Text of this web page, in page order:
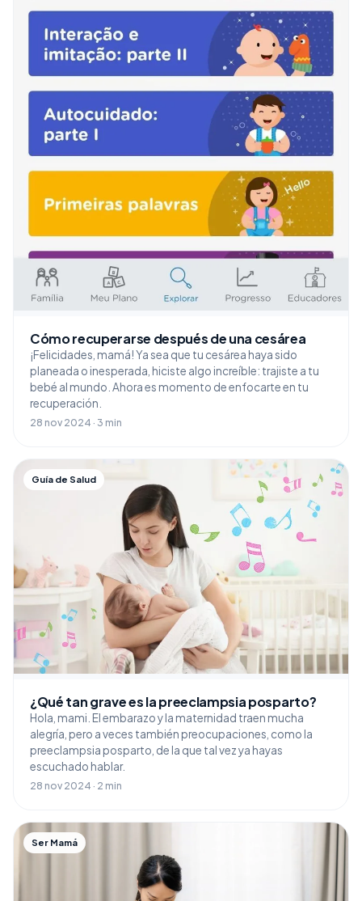
Cómo recuperarse después de una cesárea
¡Felicidades, mamá! Ya sea que tu cesárea haya sido
planeada o inesperada, hiciste algo increíble: trajiste a tu
bebé al mundo. Ahora es momento de enfocarte en tu
recuperación.
28 nov 2024 · 3 min
Guía de Salud
¿Qué tan grave es la preeclampsia posparto?
Hola, mami. El embarazo y la maternidad traen mucha
alegría, pero a veces también preocupaciones, como la
preeclampsia posparto, de la que tal vez ya hayas
escuchado hablar.
28 nov 2024 · 2 min
Ser Mamá